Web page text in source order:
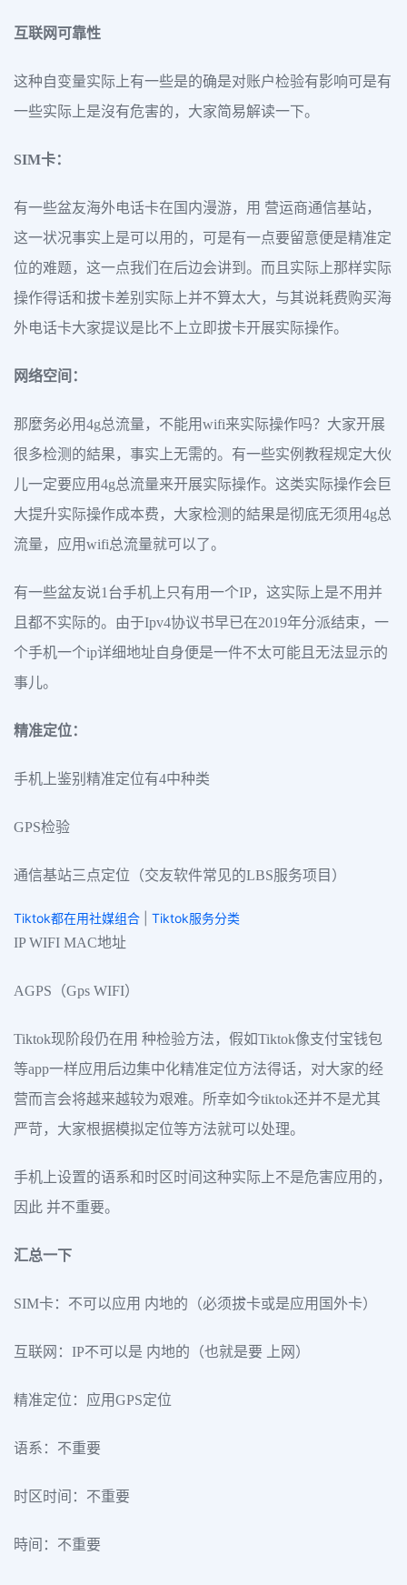
互联网可靠性
这种自变量实际上有一些是的确是对账户检验有影响可是有
一些实际上是沒有危害的，大家简易解读一下。
SIM卡：
有一些盆友海外电话卡在国内漫游，用 营运商通信基站，
这一状况事实上是可以用的，可是有一点要留意便是精准定
位的难题，这一点我们在后边会讲到。而且实际上那样实际
操作得话和拔卡差别实际上并不算太大，与其说耗费购买海
外电话卡大家提议是比不上立即拔卡开展实际操作。
网络空间：
那麼务必用4g总流量，不能用wifi来实际操作吗？大家开展
很多检测的結果，事实上无需的。有一些实例教程规定大伙
儿一定要应用4g总流量来开展实际操作。这类实际操作会巨
大提升实际操作成本费，大家检测的結果是彻底无须用4g总
流量，应用wifi总流量就可以了。
有一些盆友说1台手机上只有用一个IP，这实际上是不用并
且都不实际的。由于Ipv4协议书早已在2019年分派结束，一
个手机一个ip详细地址自身便是一件不太可能且无法显示的
事儿。
精准定位：
手机上鉴别精准定位有4中种类
GPS检验
通信基站三点定位（交友软件常见的LBS服务项目）
Tiktok都在用社媒组合
Tiktok服务分类
IP WIFI MAC地址
AGPS（Gps WIFI）
Tiktok现阶段仍在用 种检验方法，假如Tiktok像支付宝钱包
等app一样应用后边集中化精准定位方法得话，对大家的经
营而言会将越来越较为艰难。所幸如今tiktok还并不是尤其
严苛，大家根据模拟定位等方法就可以处理。
手机上设置的语系和时区时间这种实际上不是危害应用的，
因此 并不重要。
汇总一下
SIM卡：不可以应用 内地的（必须拔卡或是应用国外卡）
互联网：IP不可以是 内地的（也就是要 上网）
精准定位：应用GPS定位
语系：不重要
时区时间：不重要
時间：不重要